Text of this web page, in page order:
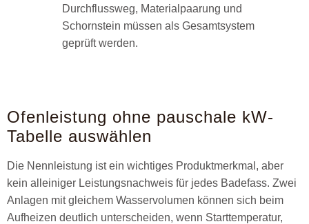
Durchflussweg, Materialpaarung und
Schornstein müssen als Gesamtsystem
geprüft werden.
Ofenleistung ohne pauschale kW-
Tabelle auswählen
Die Nennleistung ist ein wichtiges Produktmerkmal, aber
kein alleiniger Leistungsnachweis für jedes Badefass. Zwei
Anlagen mit gleichem Wasservolumen können sich beim
Aufheizen deutlich unterscheiden, wenn Starttemperatur,